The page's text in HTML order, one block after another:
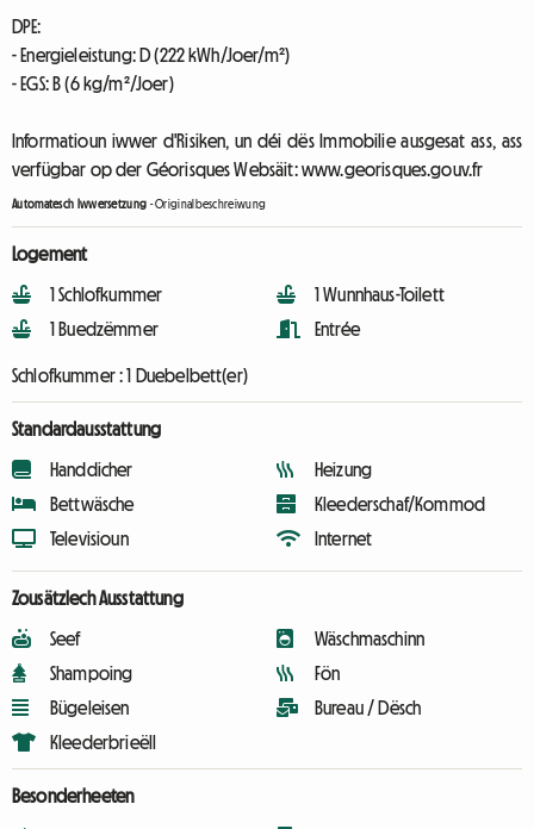
DPE:
- Energieleistung: D (222 kWh/Joer/m²)
- EGS: B (6 kg/m²/Joer)
Informatioun iwwer d'Risiken, un déi dës Immobilie ausgesat ass, ass
verfügbar op der Géorisques Websäit: www.georisques.gouv.fr
Automatesch Iwwersetzung -Originalbeschreiwung
Logement
1 Schlofkummer
1 Buedzëmmer
1 Wunnhaus-Toilett
Entrée
Schlofkummer :1 Duebelbett(er)
Standardausstattung
Handdicher
Bettwäsche
Televisioun
Heizung
Kleederschaf/Kommod
Internet
Zousätzlech Ausstattung
Seef
Shampoing
Bügeleisen
Kleederbrieëll
Wäschmaschinn
Fön
Bureau / Dësch
Besonderheeten